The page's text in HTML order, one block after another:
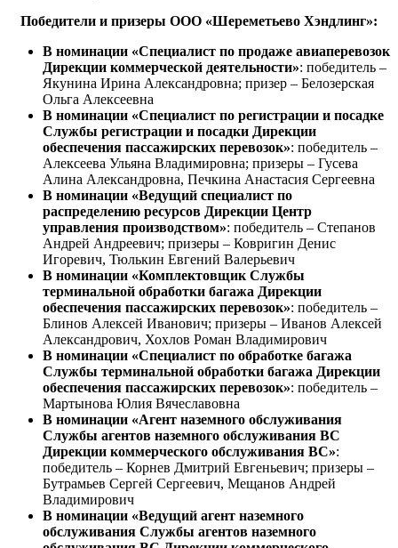
Победители и призеры ООО «Шереметьево Хэндлинг»:
В номинации «Специалист по продаже авиаперевозок
Дирекции коммерческой деятельности»: победитель –
Якунина Ирина Александровна; призер – Белозерская
Ольга Алексеевна
В номинации «Специалист по регистрации и посадке
Службы регистрации и посадки Дирекции
обеспечения пассажирских перевозок»: победитель –
Алексеева Ульяна Владимировна; призеры – Гусева
Алина Александровна, Печкина Анастасия Сергеевна
В номинации «Ведущий специалист по
распределению ресурсов Дирекции Центр
управления производством»: победитель – Степанов
Андрей Андреевич; призеры – Ковригин Денис
Игоревич, Тюлькин Евгений Валерьевич
В номинации «Комплектовщик Службы
терминальной обработки багажа Дирекции
обеспечения пассажирских перевозок»: победитель –
Блинов Алексей Иванович; призеры – Иванов Алексей
Александрович, Хохлов Роман Владимирович
В номинации «Специалист по обработке багажа
Службы терминальной обработки багажа Дирекции
обеспечения пассажирских перевозок»: победитель –
Мартынова Юлия Вячеславовна
В номинации «Агент наземного обслуживания
Службы агентов наземного обслуживания ВС
Дирекции коммерческого обслуживания ВС»:
победитель – Корнев Дмитрий Евгеньевич; призеры –
Бутрамьев Сергей Сергеевич, Мещанов Андрей
Владимирович
В номинации «Ведущий агент наземного
обслуживания Службы агентов наземного